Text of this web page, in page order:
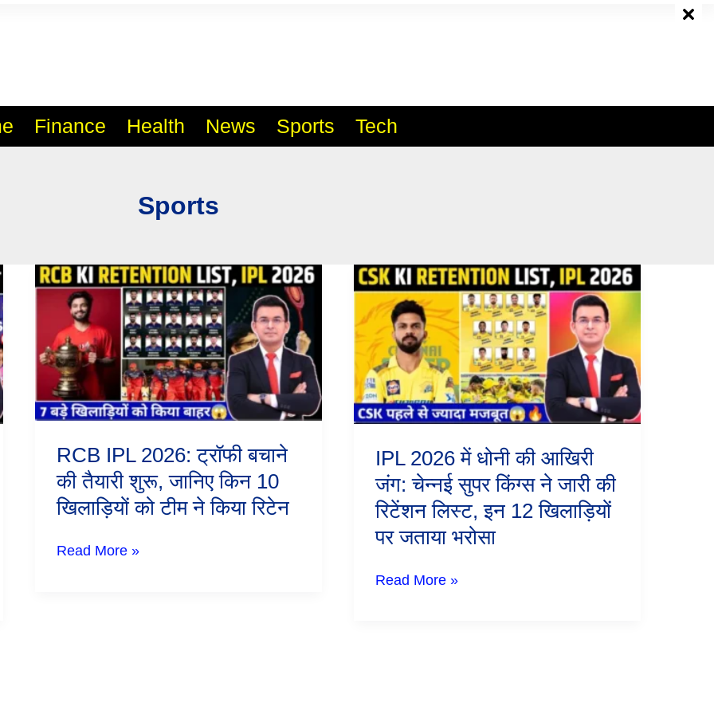
Finance Health News Sports Tech
Sports
RCB IPL 2026: ट्रॉफी बचाने
की तैयारी शुरू, जानिए किन 10
खिलाड़ियों को टीम ने किया रिटेन
RCB
IPL
2026:
ट्रॉफी
बचाने
की
तैयारी
शुरू,
जानिए
किन
खिलाड़ियों
को
टीम
ने
किया
Read More »
IPL 2026 में धोनी की आखिरी
जंग: चेन्नई सुपर किंग्स ने जारी की
रिटेंशन लिस्ट, इन 12 खिलाड़ियों
पर जताया भरोसा
IPL
2026
में
धोनी
की
आखिरी
जंग:
चेन्नई
सुपर
किंग्स
की
रिटेंशन
लिस्ट,
इन
खिलाड़ियों
जताया
भरोसा
Read More »